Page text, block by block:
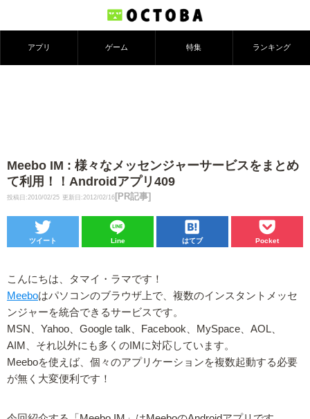
アプリ ゲーム 特集 ランキング
Meebo IM : 様々なメッセンジャーサービスをまとめ
て利用！！Androidアプリ409
投稿日:2010/02/25 更新日:2012/02/16 [PR記事]
ツイート Line はてブ Pocket
こんにちは、タマイ・ラマです！
Meeboはパソコンのブラウザ上で、複数のインスタントメッセ
ンジャーを統合できるサービスです。
MSN、Yahoo、Google talk、Facebook、MySpace、AOL、
AIM、それ以外にも多くのIMに対応しています。
Meeboを使えば、個々のアプリケーションを複数起動する必要
が無く大変便利です！